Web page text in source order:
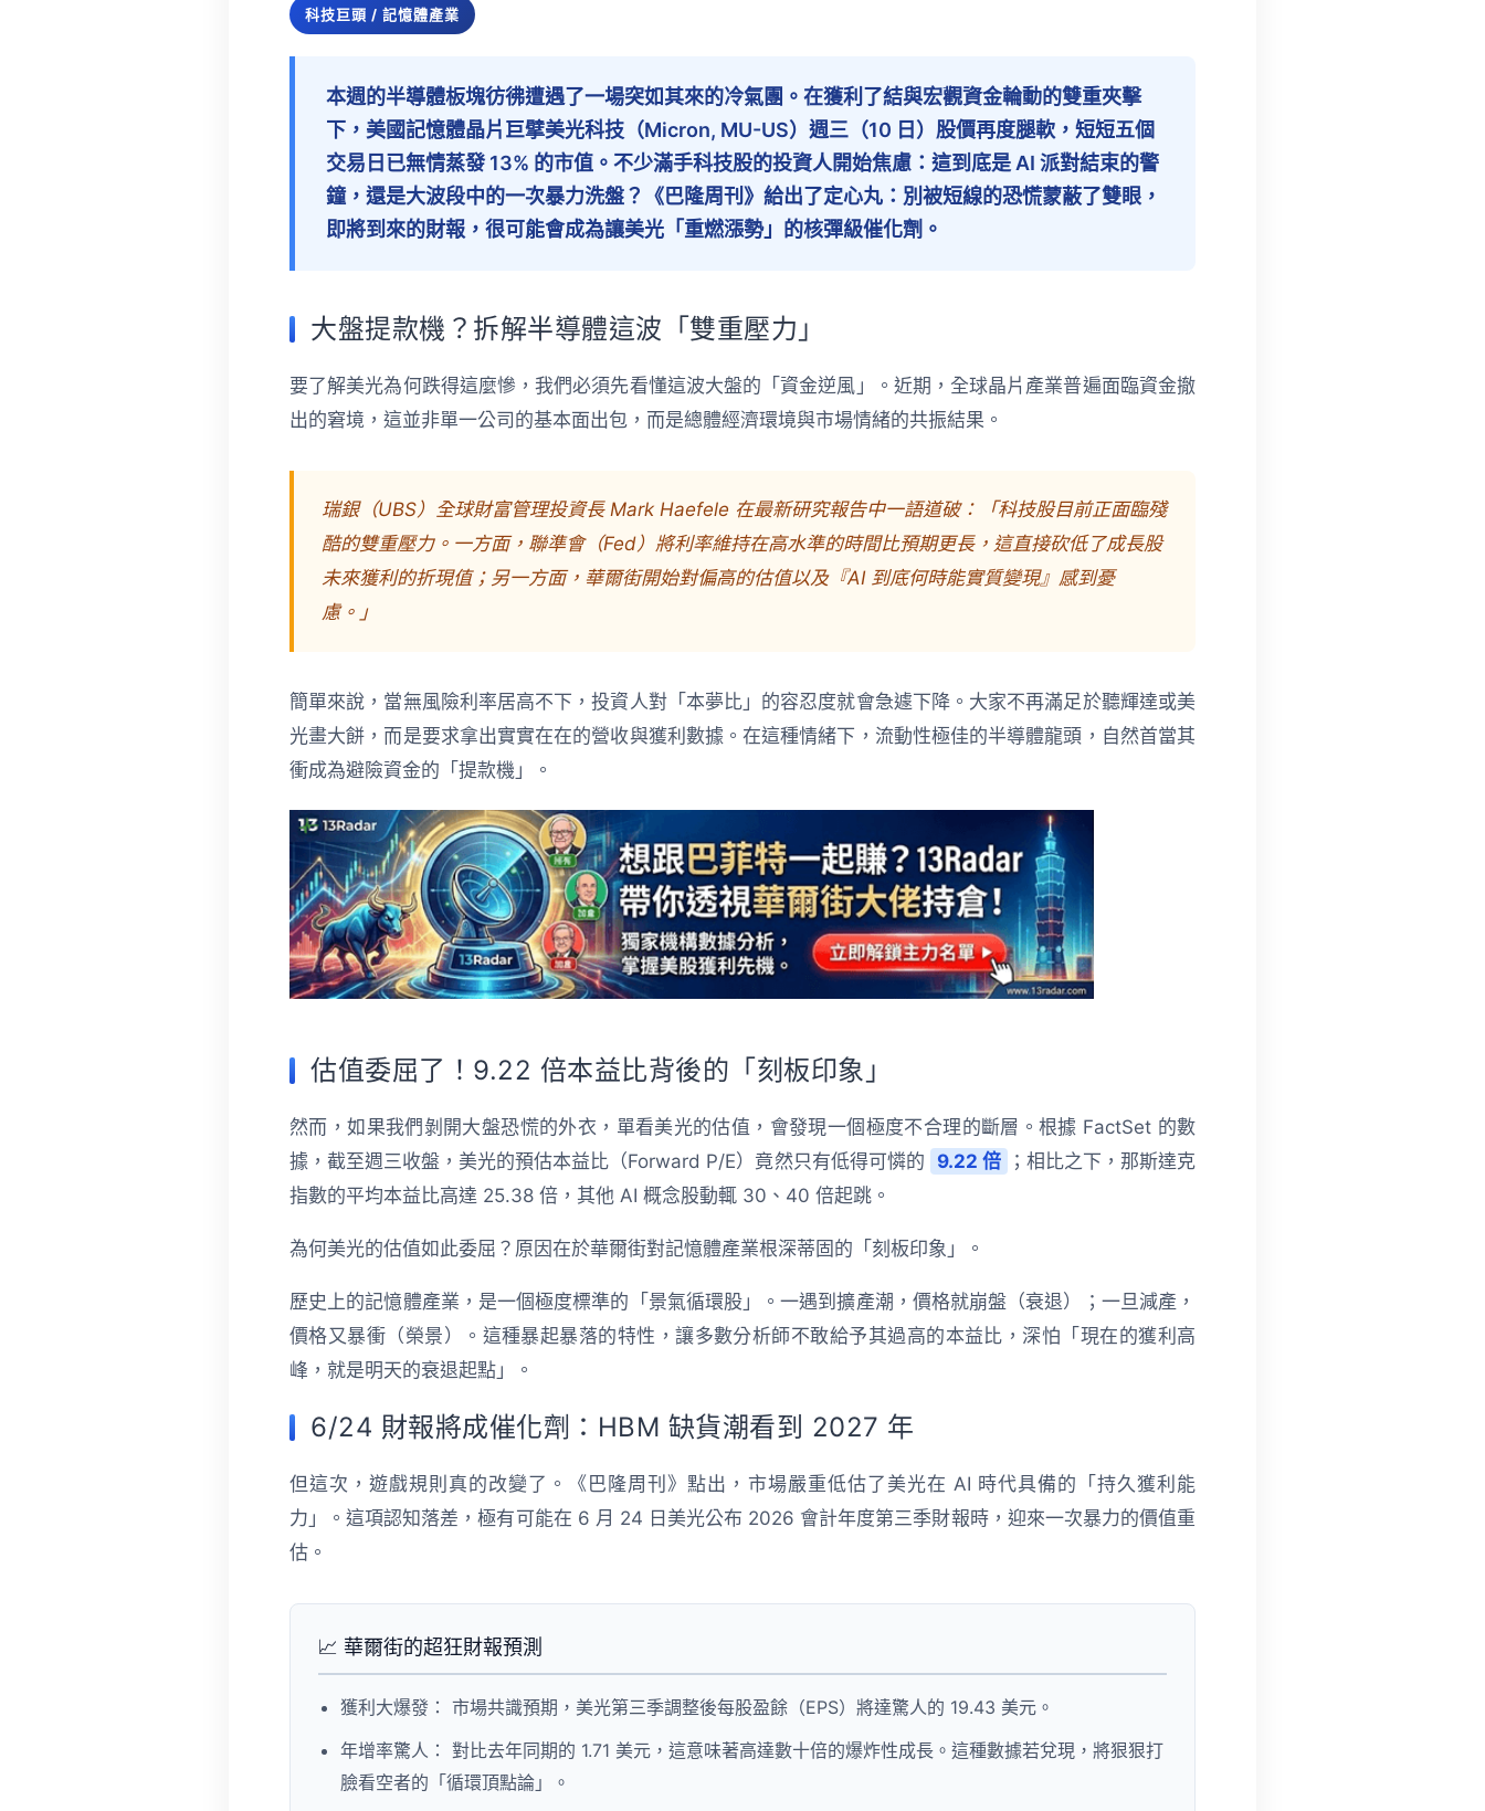
科技巨頭 / 記憶體產業
本週的半導體板塊彷彿遭遇了一場突如其來的冷氣團。在獲利了結與宏觀資金輪動的雙重夾擊
下，美國記憶體晶片巨擘美光科技（Micron, MU-US）週三（10 日）股價再度腿軟，短短五個
交易日已無情蒸發 13% 的市值。不少滿手科技股的投資人開始焦慮：這到底是 AI 派對結束的警
鐘，還是大波段中的一次暴力洗盤？《巴隆周刊》給出了定心丸：別被短線的恐慌蒙蔽了雙眼，
即將到來的財報，很可能會成為讓美光「重燃漲勢」的核彈級催化劑。
大盤提款機？拆解半導體這波「雙重壓力」
要了解美光為何跌得這麼慘，我們必須先看懂這波大盤的「資金逆風」。近期，全球晶片產業普遍面臨資金撤
出的窘境，這並非單一公司的基本面出包，而是總體經濟環境與市場情緒的共振結果。
瑞銀（UBS）全球財富管理投資長 Mark Haefele 在最新研究報告中一語道破：「科技股目前正面臨殘
酷的雙重壓力。一方面，聯準會（Fed）將利率維持在高水準的時間比預期更長，這直接砍低了成長股
未來獲利的折現值；另一方面，華爾街開始對偏高的估值以及『AI 到底何時能實質變現』感到憂
慮。」
簡單來說，當無風險利率居高不下，投資人對「本夢比」的容忍度就會急遽下降。大家不再滿足於聽輝達或美
光畫大餅，而是要求拿出實實在在的營收與獲利數據。在這種情緒下，流動性極佳的半導體龍頭，自然首當其
衝成為避險資金的「提款機」。
估值委屈了！9.22 倍本益比背後的「刻板印象」
然而，如果我們剝開大盤恐慌的外衣，單看美光的估值，會發現一個極度不合理的斷層。根據 FactSet 的數
據，截至週三收盤，美光的預估本益比（Forward P/E）竟然只有低得可憐的
9.22 倍
；相比之下，那斯達克
指數的平均本益比高達 25.38 倍，其他 AI 概念股動輒 30、40 倍起跳。
為何美光的估值如此委屈？原因在於華爾街對記憶體產業根深蒂固的「刻板印象」。
歷史上的記憶體產業，是一個極度標準的「景氣循環股」。一遇到擴產潮，價格就崩盤（衰退）；一旦減產，
價格又暴衝（榮景）。這種暴起暴落的特性，讓多數分析師不敢給予其過高的本益比，深怕「現在的獲利高
峰，就是明天的衰退起點」。
6/24 財報將成催化劑：HBM 缺貨潮看到 2027 年
但這次，遊戲規則真的改變了。《巴隆周刊》點出，市場嚴重低估了美光在 AI 時代具備的「持久獲利能
力」。這項認知落差，極有可能在 6 月 24 日 美光公布 2026 會計年度第三季財報時，迎來一次暴力的價值重
估。
📈 華爾街的超狂財報預測
獲利大爆發： 市場共識預期，美光第三季調整後每股盈餘（EPS）將達驚人的 19.43 美元 。
年增率驚人： 對比去年同期的 1.71 美元，這意味著高達數十倍的爆炸性成長。這種數據若兌現，將狠狠打
臉看空者的「循環頂點論」。